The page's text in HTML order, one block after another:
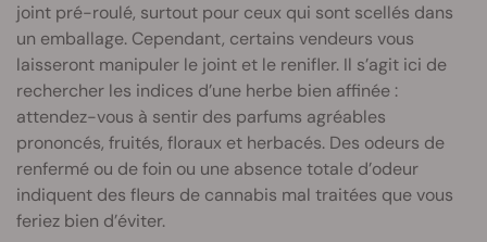
joint pré-roulé, surtout pour ceux qui sont scellés dans
un emballage. Cependant, certains vendeurs vous
laisseront manipuler le joint et le renifler. Il s’agit ici de
rechercher les indices d’une herbe bien affinée :
attendez-vous à sentir des parfums agréables
prononcés, fruités, floraux et herbacés. Des odeurs de
renfermé ou de foin ou une absence totale d’odeur
indiquent des fleurs de cannabis mal traitées que vous
feriez bien d’éviter.